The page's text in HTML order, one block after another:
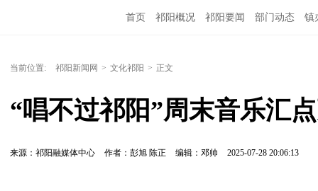
首页 祁阳概况 祁阳要闻 部门动态 镇
当前位置: 祁阳新闻网 > 文化祁阳 > 正文
“唱不过祁阳”周末音乐汇
来源：祁阳融媒体中心 作者：彭旭 陈正 编辑：邓帅 2025-07-28 20:06:13